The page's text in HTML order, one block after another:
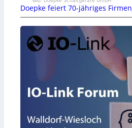
Doepke feiert 70-jähriges